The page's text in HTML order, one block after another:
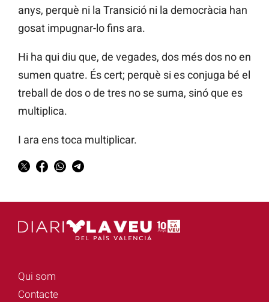
anys, perquè ni la Transició ni la democràcia han
gosat impugnar-lo fins ara.
Hi ha qui diu que, de vegades, dos més dos no en
sumen quatre. És cert; perquè si es conjuga bé el
treball de dos o de tres no se suma, sinó que es
multiplica.
I ara ens toca multiplicar.
Qui som
Contacte